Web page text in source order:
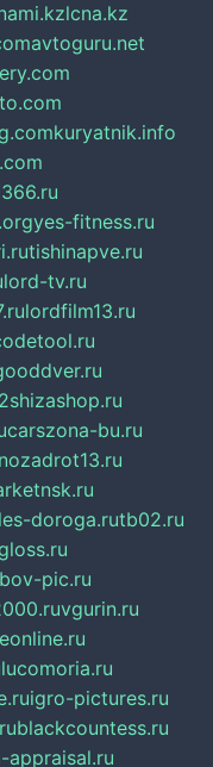
lcna.kz
avtoguru.net
kuryatnik.info
yes-fitness.ru
tishinapve.ru
lord-tv.ru
lordfilm13.ru
2shizashop.ru
carszona-bu.ru
doroga.rutb02.ru
pic.ru
vgurin.ru
lucomoria.ru
igro-pictures.ru
blackcountess.ru
appraisal.ru